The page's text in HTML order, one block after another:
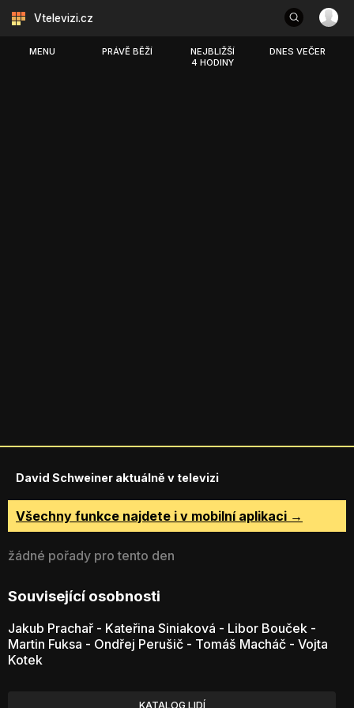
Vtelevizi.cz
MENU PRÁVĚ BĚŽÍ
NEJBLIŽŠÍ
4 HODINY
DNES VEČER
David Schweiner aktuálně v televizi
Všechny funkce najdete i v mobilní aplikaci →
žádné pořady pro tento den
Související osobnosti
Jakub Prachař - Kateřina Siniaková - Libor Bouček -
Martin Fuksa - Ondřej Perušič - Tomáš Macháč - Vojta
Kotek
KATALOG LIDÍ